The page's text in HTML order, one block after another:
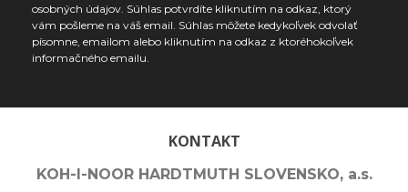
osobných údajov. Súhlas potvrdíte kliknutím na odkaz, ktorý
vám pošleme na váš email. Súhlas môžete kedykoľvek odvolať
písomne, emailom alebo kliknutím na odkaz z ktoréhokoľvek
informačného emailu.
KONTAKT
KOH-I-NOOR HARDTMUTH SLOVENSKO, a.s.